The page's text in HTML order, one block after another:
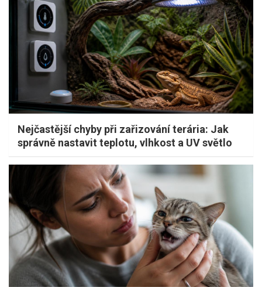
Nejčastější chyby při zařizování terária: Jak
správně nastavit teplotu, vlhkost a UV světlo